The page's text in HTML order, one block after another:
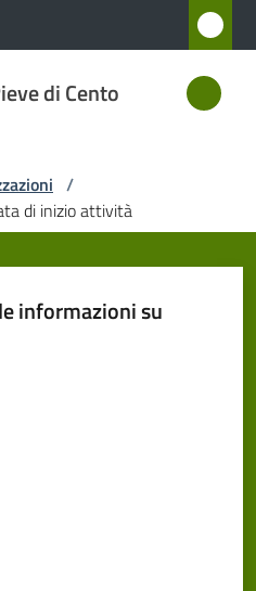
di Cento
/
di inizio attività
informazioni su